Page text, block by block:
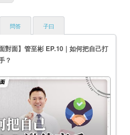
對面】管至彬 EP.10｜如何把自己打
？
問答 子曰